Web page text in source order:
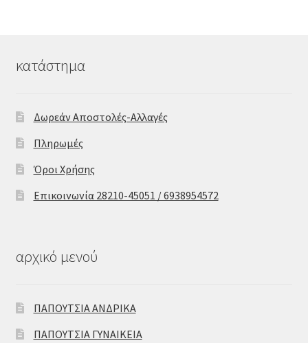
κατάστημα
Δωρεάν Αποστολές-Αλλαγές
Πληρωμές
Όροι Χρήσης
Επικοινωνία 28210-45051 / 6938954572
αρχικό μενού
ΠΑΠΟΥΤΣΙΑ ΑΝΔΡΙΚΑ
ΠΑΠΟΥΤΣΙΑ ΓΥΝΑΙΚΕΙΑ